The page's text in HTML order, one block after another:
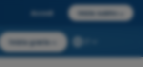
Accedi Inizia subito
Inizia gratis